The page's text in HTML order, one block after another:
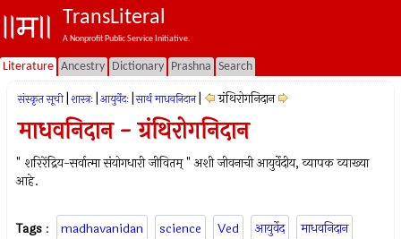
TransLiteral
A Nonprofit Public Service Initiative.
Literature Ancestry Dictionary Prashna Search
संस्कृत सूची शास्त्रः आयुर्वेदः सार्थ माधवनिदान ग्रंथिरोगनिदान
माधवनिदान - ग्रंथिरोगनिदान
" शरिरेंद्रिय-सर्वात्मा संयोगधारी जीवितम् " अशी जीवनाची आयुर्वेदीय, व्यापक व्याख्या
आहे.
Tags : madhavanidan science Ved आयुर्वेद
माधवनिदान